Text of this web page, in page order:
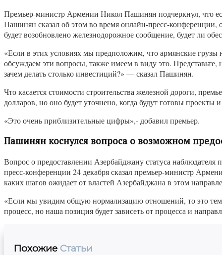
Премьер-министр Армении Никол Пашинян подчеркнул, что
Пашинян сказал об этом во время онлайн-пресс-конференции,
будет возобновлено железнодорожное сообщение, будет ли
«Если в этих условиях мы предположим, что армянские
обсуждаем эти вопросы, также имеем в виду это.
зачем делать столько инвестиций?» — сказал Пашинян.
Что касается стоимости строительства железной дороги,
долларов, но оно будет уточнено, когда будут готовы проекты
«Это очень приблизительные цифры»,- добавил премьер.
Пашинян коснулся вопроса о возможном
Вопрос о предоставлении Азербайджану статуса
пресс-конференции 24 декабря сказал премьер-министр
каких шагов ожидает от властей Азербайджана в этом
«Если мы увидим общую нормализацию отношений, то это
процесс, но наша позиция будет зависеть от процесса и
Похожие Статьи